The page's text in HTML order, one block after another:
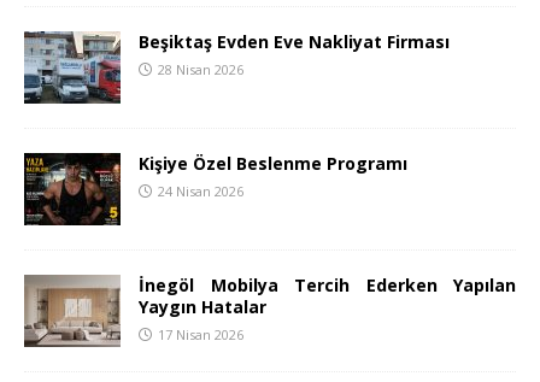
Beşiktaş Evden Eve Nakliyat Firması
28 Nisan 2026
Kişiye Özel Beslenme Programı
24 Nisan 2026
İnegöl Mobilya Tercih Ederken Yapılan
Yaygın Hatalar
17 Nisan 2026